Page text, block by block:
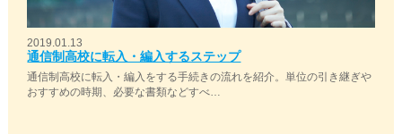
2019.01.13
通信制高校に転入・編入するステップ
通信制高校に転入・編入をする手続きの流れを紹介。単位の引き継ぎや
おすすめの時期、必要な書類などすべ…